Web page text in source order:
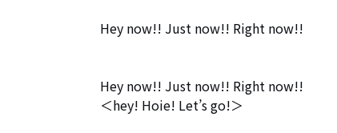
Hey now!! Just now!! Right now!!
Hey now!! Just now!! Right now!!
＜hey! Hoie! Let’s go!＞